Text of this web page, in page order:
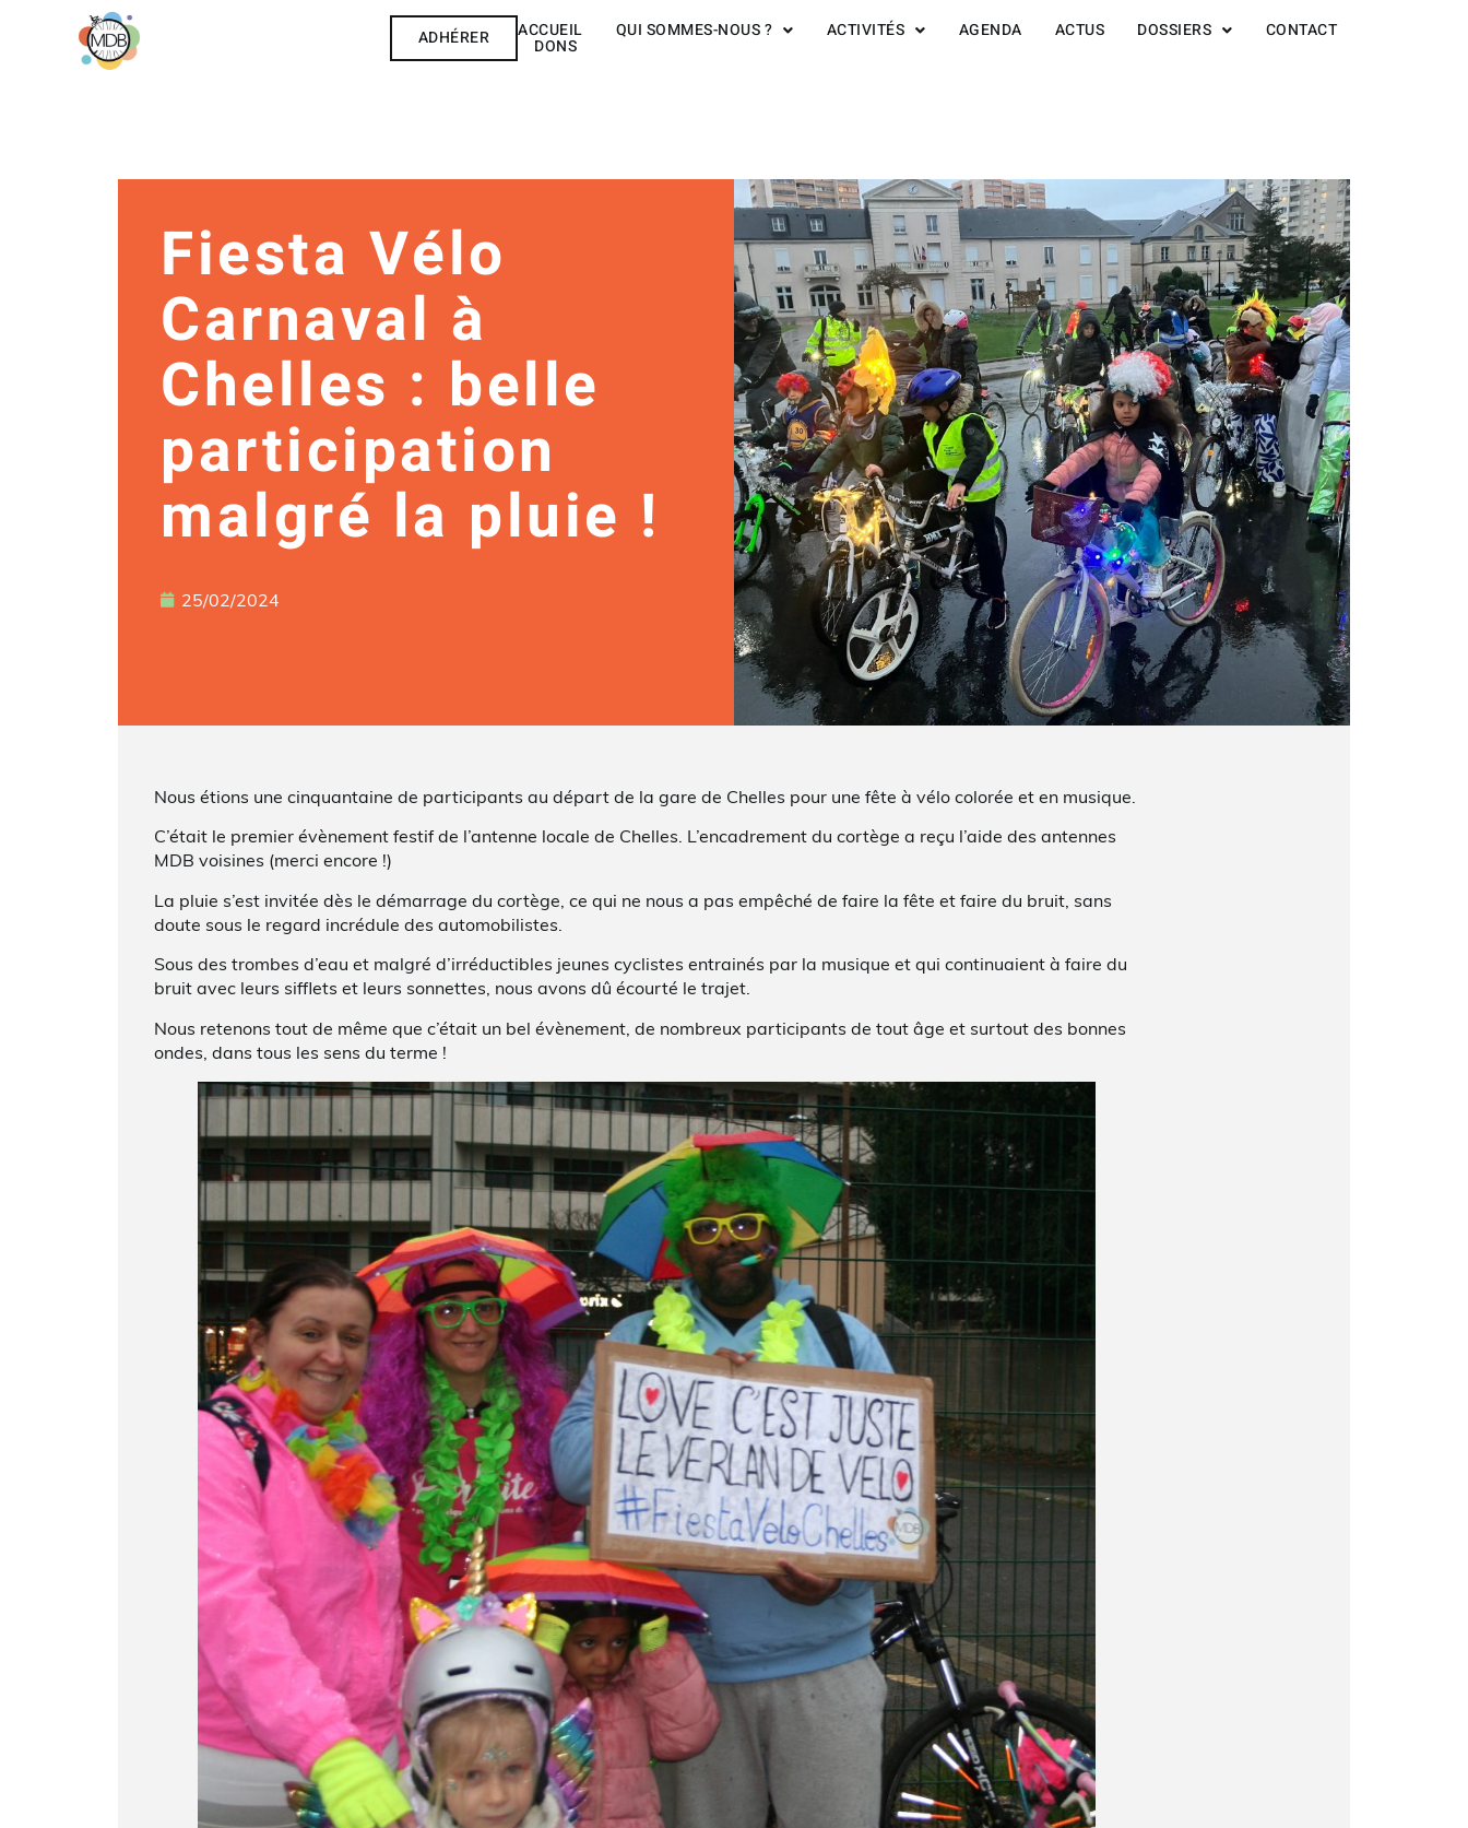
ADHÉRER ACCUEIL QUI SOMMES-NOUS ? ACTIVITÉS AGENDA ACTUS DOSSIERS CONTACT
DONS
Fiesta Vélo
Carnaval à
Chelles : belle
participation
malgré la pluie !
25/02/2024
Nous étions une cinquantaine de participants au départ de la gare de Chelles pour une fête à vélo colorée et en musique.
C’était le premier évènement festif de l’antenne locale de Chelles. L’encadrement du cortège a reçu l’aide des antennes
MDB voisines (merci encore !)
La pluie s’est invitée dès le démarrage du cortège, ce qui ne nous a pas empêché de faire la fête et faire du bruit, sans
doute sous le regard incrédule des automobilistes.
Sous des trombes d’eau et malgré d’irréductibles jeunes cyclistes entrainés par la musique et qui continuaient à faire du
bruit avec leurs sifflets et leurs sonnettes, nous avons dû écourté le trajet.
Nous retenons tout de même que c’était un bel évènement, de nombreux participants de tout âge et surtout des bonnes
ondes, dans tous les sens du terme !